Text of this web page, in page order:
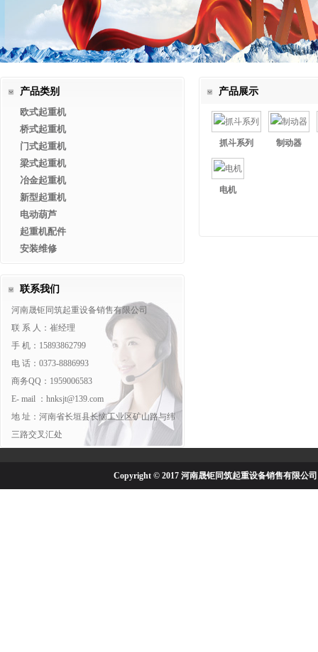
产品类别
欧式起重机
桥式起重机
门式起重机
梁式起重机
冶金起重机
新型起重机
电动葫芦
起重机配件
安装维修
联系我们
河南晟钜同筑起重设备销售有限公司
联 系 人：崔经理
手 机：15893862799
电 话：0373-8886993
商务QQ：1959006583
E- mail ： hnksjt@139.com
地 址：河南省长垣县长恼工业区矿山路与纬
三路交叉汇处
产品展示
抓斗系列 制动器
电机
Copyright © 2017 河南晟钜同筑起重设备销售有限公